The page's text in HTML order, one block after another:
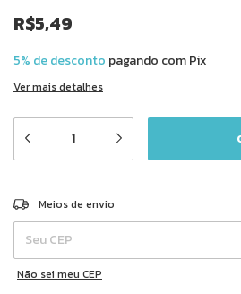
R$5,49
5% de desconto pagando com Pix
Ver mais detalhes
Entregas para o CEP:
Meios de envio
Não sei meu CEP